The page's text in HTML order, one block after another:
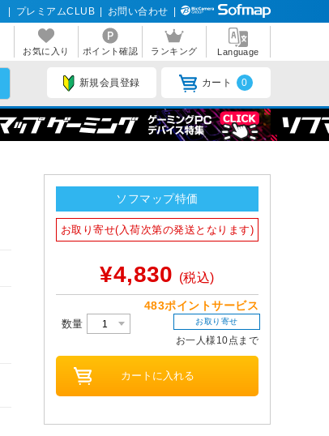
プレミアムCLUB お問い合わせ
お気に入り ポイント確認 ランキング Language
新規会員登録 カート 0
ソフマップ特価
お取り寄せ(入荷次第の発送となります)
¥4,830 (税込)
483ポイントサービス
数量 お取り寄せ
お一人様10点まで